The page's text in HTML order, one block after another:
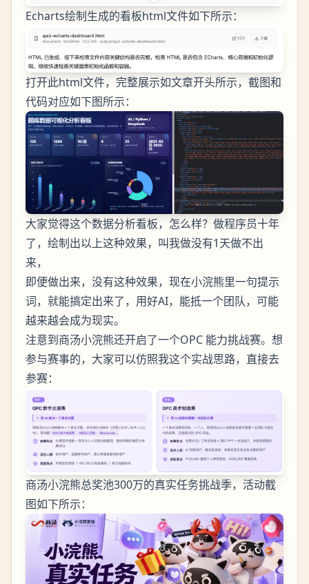
Echarts绘制生成的看板html文件如下所示：
打开此html文件，完整展示如文章开头所示，截图和
代码对应如下图所示：
大家觉得这个数据分析看板，怎么样？做程序员十年
了，绘制出以上这种效果，叫我做没有1天做不出
来，
即便做出来，没有这种效果，现在小浣熊里一句提示
词，就能搞定出来了，用好AI，能抵一个团队，可能
越来越会成为现实。
注意到商汤小浣熊还开启了一个OPC 能力挑战赛。想
参与赛事的，大家可以仿照我这个实战思路，直接去
参赛：
商汤小浣熊总奖池300万的真实任务挑战季，活动截
图如下所示：